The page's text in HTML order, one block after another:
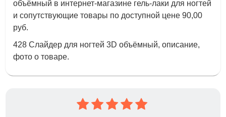
объёмный в интернет-магазине гель-лаки для ногтей
и сопутствующие товары по доступной цене 90,00
руб.
428 Слайдер для ногтей 3D объёмный, описание,
фото о товаре.